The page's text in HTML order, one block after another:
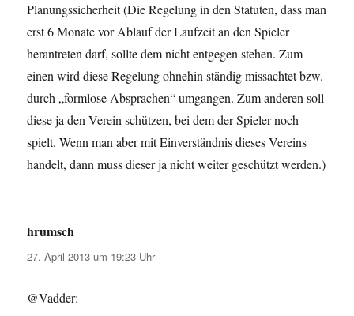
Planungssicherheit (Die Regelung in den Statuten, dass man
erst 6 Monate vor Ablauf der Laufzeit an den Spieler
herantreten darf, sollte dem nicht entgegen stehen. Zum
einen wird diese Regelung ohnehin ständig missachtet bzw.
durch „formlose Absprachen“ umgangen. Zum anderen soll
diese ja den Verein schützen, bei dem der Spieler noch
spielt. Wenn man aber mit Einverständnis dieses Vereins
handelt, dann muss dieser ja nicht weiter geschützt werden.)
hrumsch
27. April 2013 um 19:23 Uhr
@Vadder: